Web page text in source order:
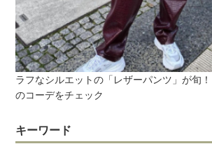
ラフなシルエットの「レザーパンツ」が旬
のコーデをチェック
キーワード